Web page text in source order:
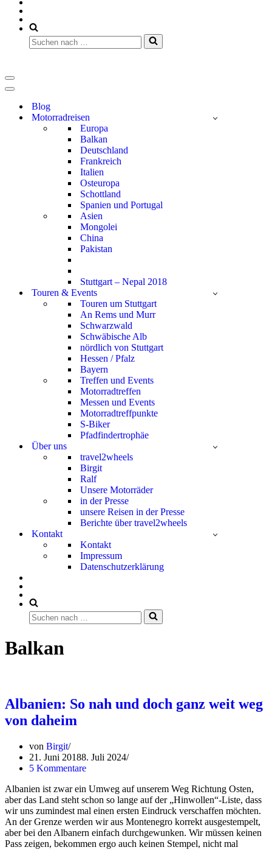
Suchen
nach …
Navigationsmenü
Navigationsmenü
Blog
Motorradreisen
Europa
Balkan
Deutschland
Frankreich
Italien
Osteuropa
Schottland
Spanien und Portugal
Asien
Mongolei
China
Pakistan
Stuttgart – Nepal 2018
Touren & Events
Touren um Stuttgart
An Rems und Murr
Schwarzwald
Schwäbische Alb
nördlich von Stuttgart
Hessen / Pfalz
Bayern
Treffen und Events
Motorradtreffen
Messen und Events
Motorradtreffpunkte
S-Biker
Pfadfindertrophäe
Über uns
travel2wheels
Birgit
Ralf
Unsere Motorräder
in der Presse
unsere Reisen in der Presse
Berichte über travel2wheels
Kontakt
Kontakt
Impressum
Datenschutzerklärung
Suchen
nach …
Balkan
Albanien: So nah und doch ganz weit weg
von daheim
von Birgit
21. Juni 20188. Juli 2024
5 Kommentare
Albanien ist zwar ein Umweg auf unserem Weg Richtung Osten,
aber das Land steht schon so lange auf der „Hinwollen“-Liste, dass
wir uns zumindest mal einen ersten Eindruck verschaffen möchten.
An der Grenze werden wir aus Montenegro korrekt ausgestempelt,
aber bei den Albanern einfach durchgewunken. Wir müssen keinen
Pass zeigen, bekommen ergo auch keinen Stempel, nicht mal